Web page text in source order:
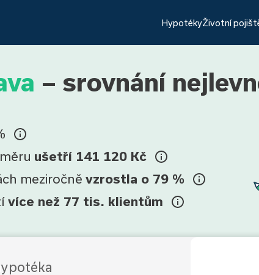
HypotékyŽivotní
– srovnání
ušetří 141 120 Kč
meziročně vzrostla o 79 %
více než 77 tis. klientům